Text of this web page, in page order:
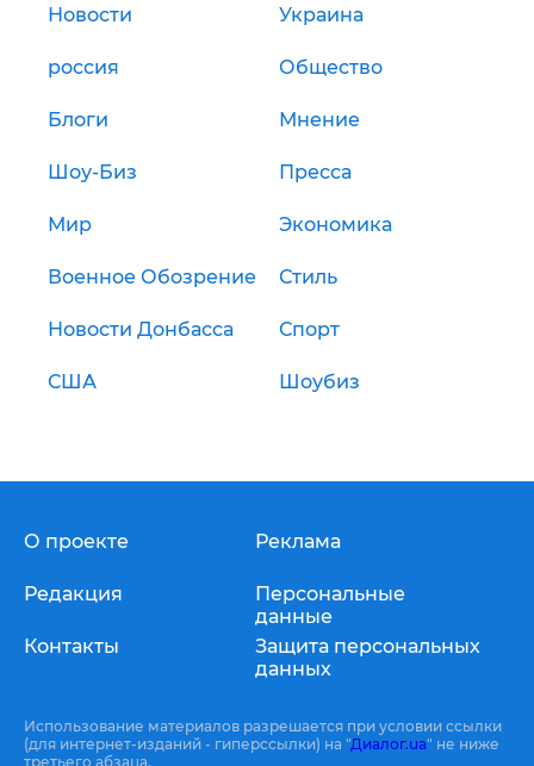
Новости Украина
россия Общество
Блоги Мнение
Шоу-Биз Пресса
Мир Экономика
Военное Обозрение Стиль
Новости Донбасса Спорт
США Шоубиз
О проекте
Редакция
Контакты
Реклама
Персональные
данные
Защита персональных
данных
Использование материалов разрешается при условии ссылки
(для интернет-изданий - гиперссылки) на "Диалог.ua" не ниже
третьего абзаца.